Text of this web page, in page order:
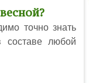
точно знать
любой